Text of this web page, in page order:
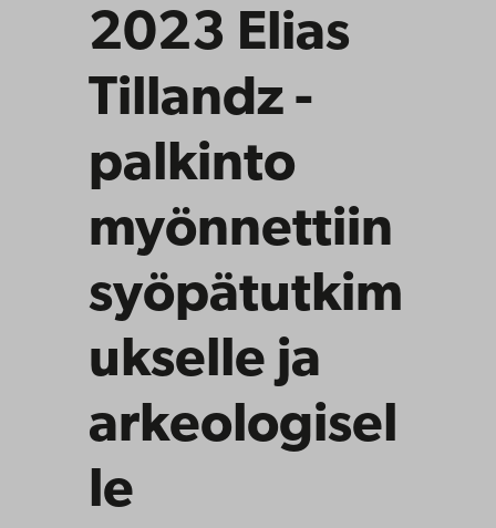
2023 Elias
Tillandz -
palkinto
myönnettiin
syöpätutkim
ukselle ja
arkeologisel
le